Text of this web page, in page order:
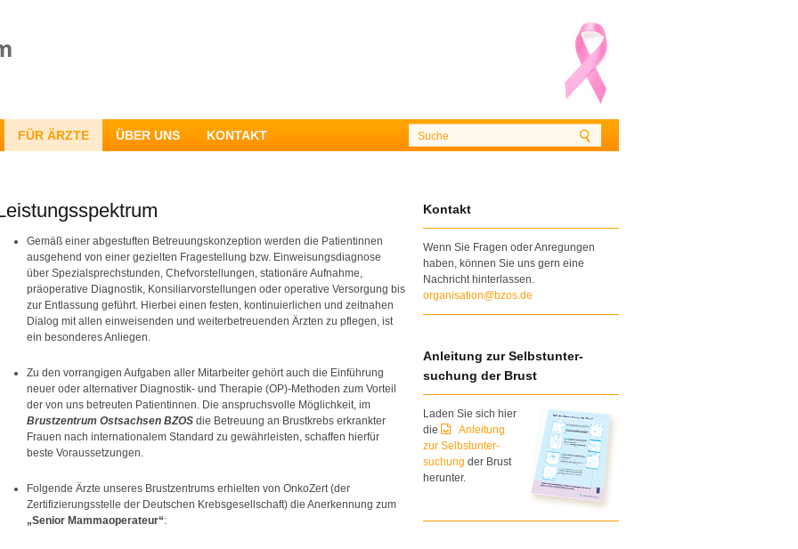
FÜR ÄRZTE ÜBER UNS KONTAKT
Gemäß einer abgestuften Betreuungskonzeption werden die Patientinnen
ausgehend von einer gezielten Fragestellung bzw. Einweisungsdiagnose
über Spezialsprechstunden, Chefvorstellungen, stationäre Aufnahme,
präoperative Diagnostik, Konsiliarvorstellungen oder operative Versorgung bis
zur Entlassung geführt. Hierbei einen festen, kontinuierlichen und zeitnahen
Dialog mit allen einweisenden und weiterbetreuenden Ärzten zu pflegen, ist
ein besonderes Anliegen.
Zu den vorrangigen Aufgaben aller Mitarbeiter gehört auch die Einführung
neuer oder alternativer Diagnostik- und Therapie (OP)-Methoden zum Vorteil
der von uns betreuten Patientinnen. Die anspruchsvolle Möglichkeit, im
Brustzentrum Ostsachsen BZOS die Betreuung an Brustkrebs erkrankter
Frauen nach internationalem Standard zu gewährleisten, schaffen hierfür
beste Voraussetzungen.
Folgende Ärzte unseres Brustzentrums erhielten von OnkoZert (der
Zertifizierungsstelle der Deutschen Krebsgesellschaft) die Anerkennung zum
„Senior Mammaoperateur“:
Kontakt
Wenn Sie Fragen oder Anregungen
haben, können Sie uns gern eine
Nachricht hinterlassen.
organisation@bzos.de
Anleitung zur Selbstunter-
suchung der Brust
Laden Sie sich hier
die
Anleitung
zur Selbstunter-
suchung der Brust
herunter.